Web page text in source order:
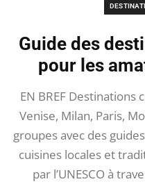
Guide des
pour les
EN BREF Destinations
Venise, Milan, Paris,
groupes avec des
cuisines locales et
par l’UNESCO à